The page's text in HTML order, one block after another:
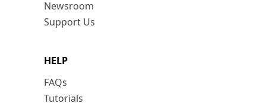
Newsroom
Support Us
HELP
FAQs
Tutorials